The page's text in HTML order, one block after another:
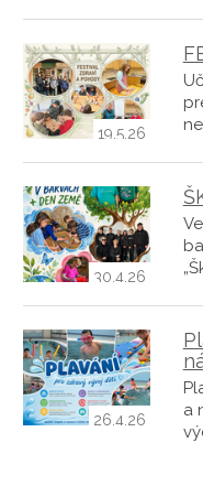
19.5.26
30.4.26
26.4.26
a